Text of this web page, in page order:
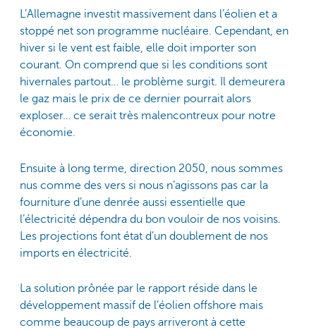
L’Allemagne investit massivement dans l’éolien et a
stoppé net son programme nucléaire. Cependant, en
hiver si le vent est faible, elle doit importer son
courant. On comprend que si les conditions sont
hivernales partout… le problème surgit. Il demeurera
le gaz mais le prix de ce dernier pourrait alors
exploser… ce serait très malencontreux pour notre
économie.
Ensuite à long terme, direction 2050, nous sommes
nus comme des vers si nous n’agissons pas car la
fourniture d’une denrée aussi essentielle que
l’électricité dépendra du bon vouloir de nos voisins.
Les projections font état d’un doublement de nos
imports en électricité.
La solution prônée par le rapport réside dans le
développement massif de l’éolien offshore mais
comme beaucoup de pays arriveront à cette